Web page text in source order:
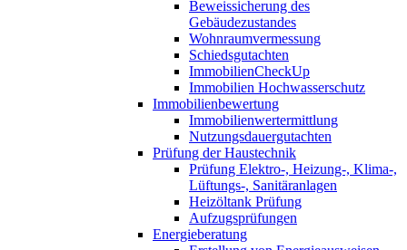
Beweissicherung des
Gebäudezustandes
Wohnraumvermessung
Schiedsgutachten
ImmobilienCheckUp
Immobilien Hochwasserschutz
Immobilienbewertung
Immobilienwertermittlung
Nutzungsdauergutachten
Prüfung der Haustechnik
Prüfung Elektro-, Heizung-, Klima-,
Lüftungs-, Sanitäranlagen
Heizöltank Prüfung
Aufzugsprüfungen
Energieberatung